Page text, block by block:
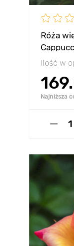
Róża
Ilość w
Najniższa